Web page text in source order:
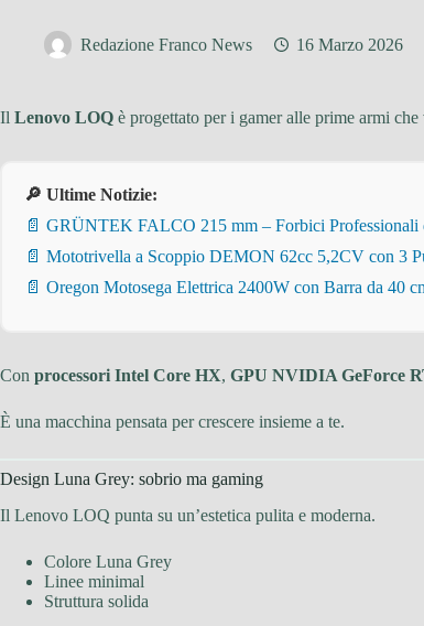
Redazione Franco News 16 Marzo 2026
Il Lenovo LOQ è progettato per i gamer alle prime armi
🔎 Ultime Notizie:
📄 GRÜNTEK FALCO 215 mm – Forbici Professionali
📄 Mototrivella a Scoppio DEMON 62cc 5,2CV con 3
📄 Oregon Motosega Elettrica 2400W con Barra da 40
Con processori Intel Core HX, GPU NVIDIA GeForce
È una macchina pensata per crescere insieme a te.
Design Luna Grey: sobrio ma gaming
Il Lenovo LOQ punta su un’estetica pulita e moderna.
Colore Luna Grey
Linee minimal
Struttura solida